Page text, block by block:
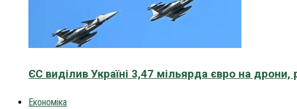
ЄС виділив Україні 3,47 мільярда євро на дрони,
Економіка